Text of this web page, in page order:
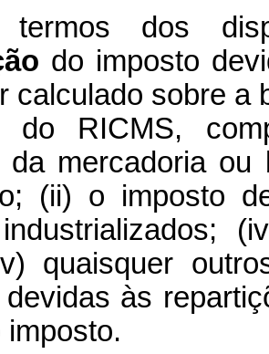
termos dos
do imposto
calculado sobre a
do RICMS,
da mercadoria
(ii) o imposto
quaisquer
às
imposto.